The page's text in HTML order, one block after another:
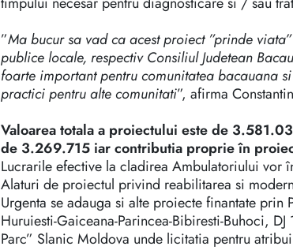
”Ma bucur sa vad ca acest proiect ”prinde
publice locale, respectiv Consiliul Judetean
foarte important pentru comunitatea bacauana
practici pentru alte comunitati”, afirma
Valoarea totala a proiectului este de
de 3.269.715 iar contributia proprie în
Lucrarile efective la cladirea Ambulatoriului vor
Alaturi de proiectul privind reabilitarea si
Urgenta se adauga si alte proiecte finantate
Huruiesti-Gaiceana-Parincea-Bibiresti-Buhoci,
Parc” Slanic Moldova unde licitatia pentru